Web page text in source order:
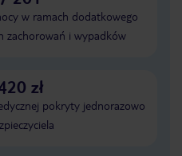
w ramach dodatkowego
zachorowań i wypadków
zł
pokryty jednorazowo